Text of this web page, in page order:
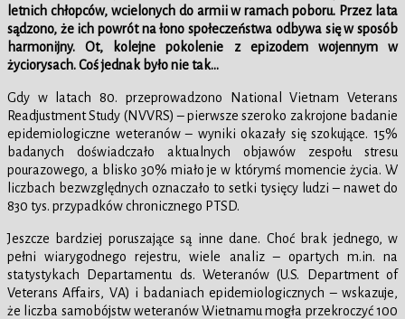
letnich chłopców, wcielonych do armii w ramach poboru. Przez lata
sądzono, że ich powrót na łono społeczeństwa odbywa się w sposób
harmonijny. Ot, kolejne pokolenie z epizodem wojennym w
życiorysach. Coś jednak było nie tak…
Gdy w latach 80. przeprowadzono National Vietnam Veterans
Readjustment Study (NVVRS) – pierwsze szeroko zakrojone badanie
epidemiologiczne weteranów – wyniki okazały się szokujące. 15%
badanych doświadczało aktualnych objawów zespołu stresu
pourazowego, a blisko 30% miało je w którymś momencie życia. W
liczbach bezwzględnych oznaczało to setki tysięcy ludzi – nawet do
830 tys. przypadków chronicznego PTSD.
Jeszcze bardziej poruszające są inne dane. Choć brak jednego, w
pełni wiarygodnego rejestru, wiele analiz – opartych m.in. na
statystykach Departamentu ds. Weteranów (U.S. Department of
Veterans Affairs, VA) i badaniach epidemiologicznych – wskazuje,
że liczba samobójstw weteranów Wietnamu mogła przekroczyć 100